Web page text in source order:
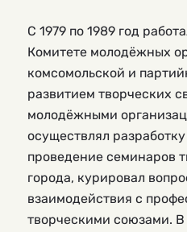
С 1979 по 1989 год
Комитете молодёжных
комсомольской и
развитием творческих
молодёжными
осуществлял
проведение семинаров
города, курировал
взаимодействия с
творческими союзами. В